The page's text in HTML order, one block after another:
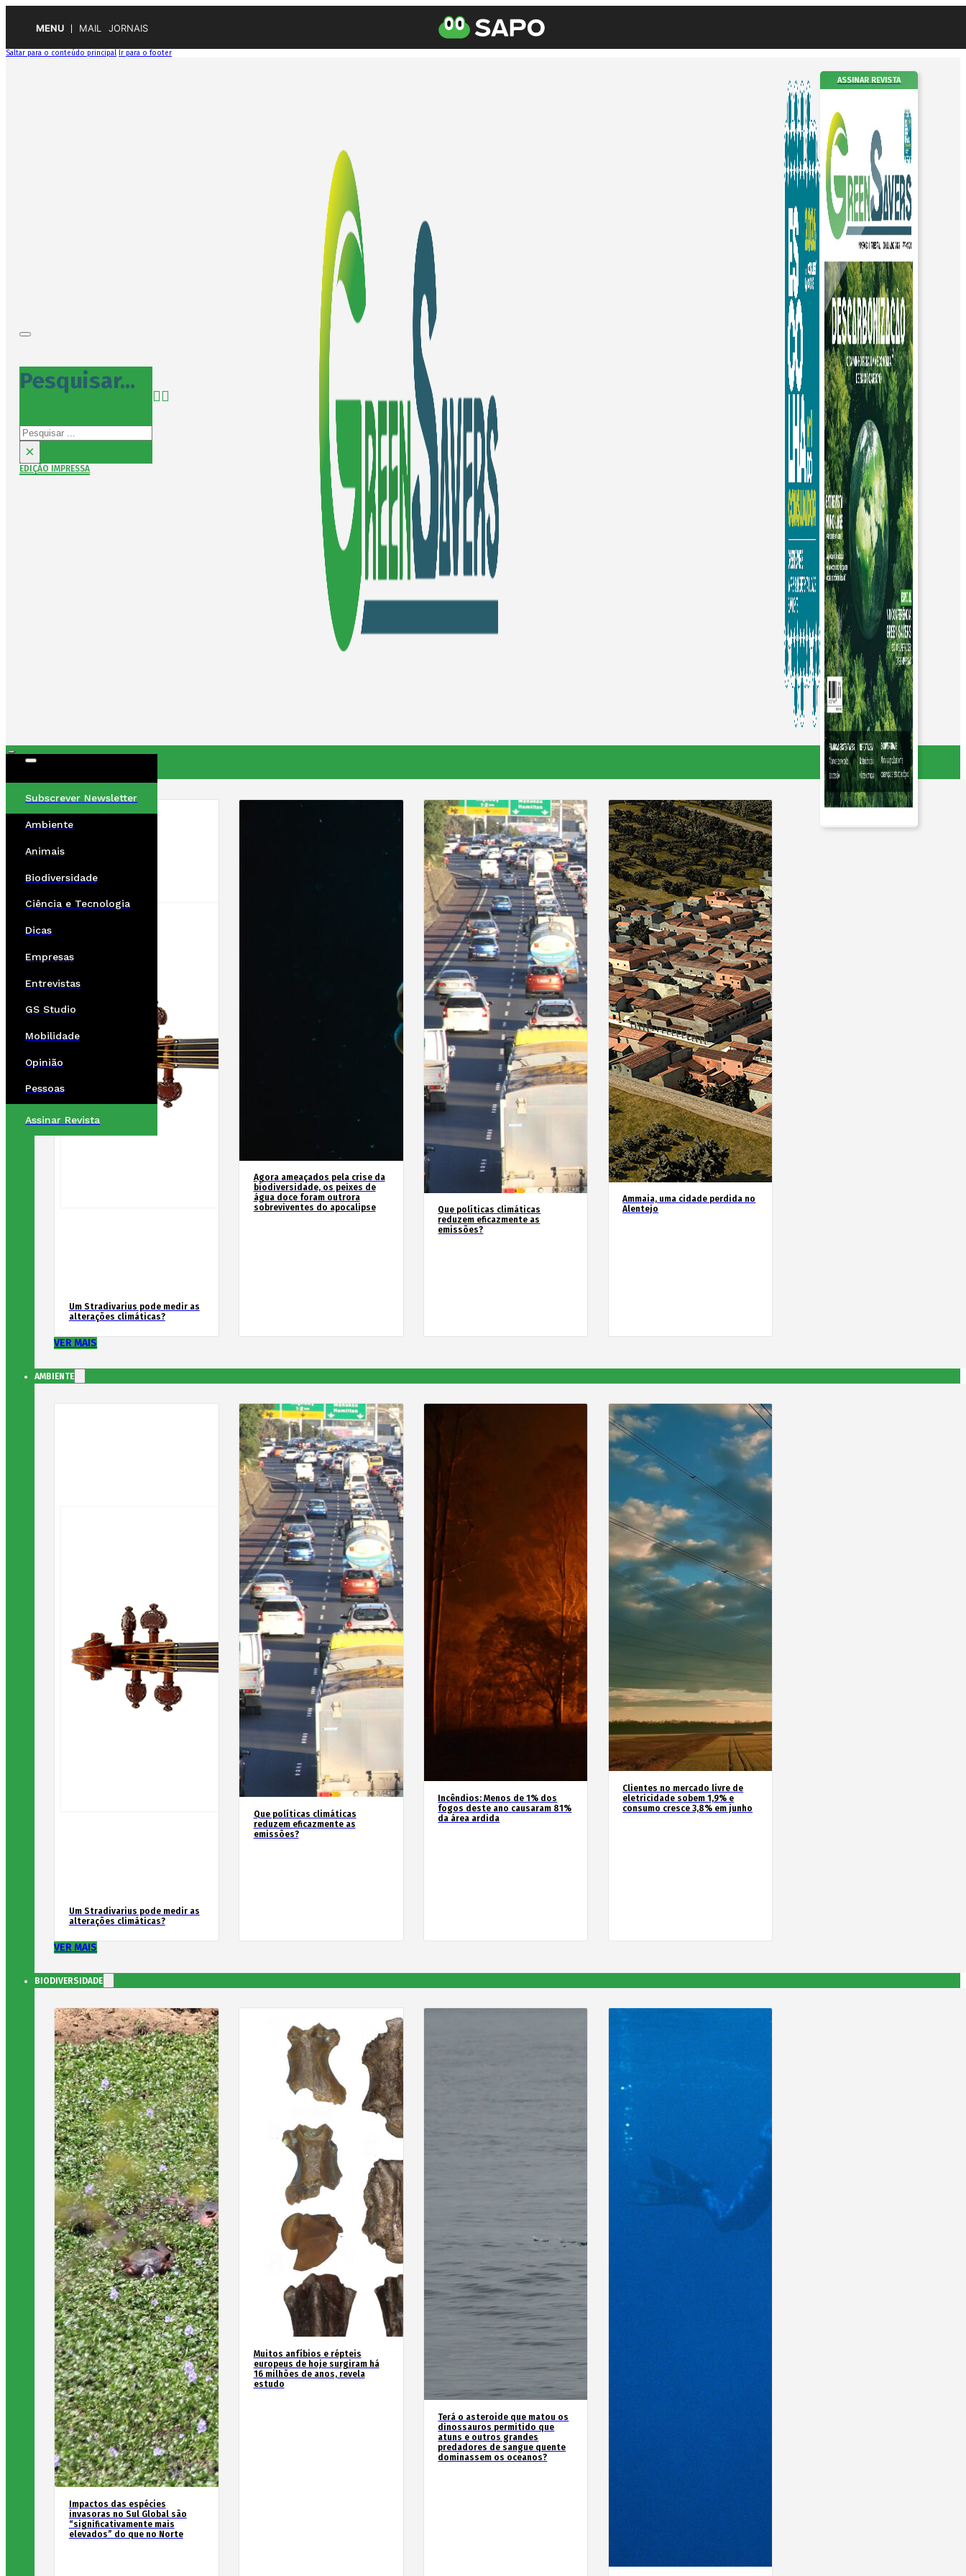
MENU MAIL JORNAIS
Saltar para o conteúdo principal Ir para o footer
Pesquisar...
Pesquisar
×
EDIÇÃO IMPRESSA
ASSINAR REVISTA
Subscrever Newsletter
Ambiente
Animais
Biodiversidade
Ciência e Tecnologia
Dicas
Empresas
Entrevistas
GS Studio
Mobilidade
Opinião
Pessoas
Assinar Revista
Um Stradivarius pode medir as
alterações climáticas?
Agora ameaçados pela crise da
biodiversidade, os peixes de
água doce foram outrora
sobreviventes do apocalipse
Que políticas climáticas
reduzem eficazmente as
emissões?
Ammaia, uma cidade perdida no
Alentejo
VER MAIS
AMBIENTE
Um Stradivarius pode medir as
alterações climáticas?
Que políticas climáticas
reduzem eficazmente as
emissões?
Incêndios: Menos de 1% dos
fogos deste ano causaram 81%
da área ardida
Clientes no mercado livre de
eletricidade sobem 1,9% e
consumo cresce 3,8% em junho
VER MAIS
BIODIVERSIDADE
Impactos das espécies
invasoras no Sul Global são
“significativamente mais
elevados” do que no Norte
Muitos anfíbios e répteis
europeus de hoje surgiram há
16 milhões de anos, revela
estudo
Terá o asteroide que matou os
dinossauros permitido que
atuns e outros grandes
predadores de sangue quente
dominassem os oceanos?